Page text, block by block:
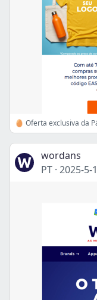
wordans
PT · 2025-5-